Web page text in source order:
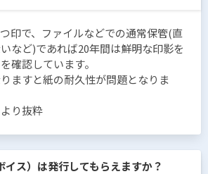
印で、ファイルなどでの通常保管(直
など)であれば20年間は鮮明な印影を
確認しています。
ますと紙の耐久性が問題となりま
り抜粋
ス）は発行してもらえますか？